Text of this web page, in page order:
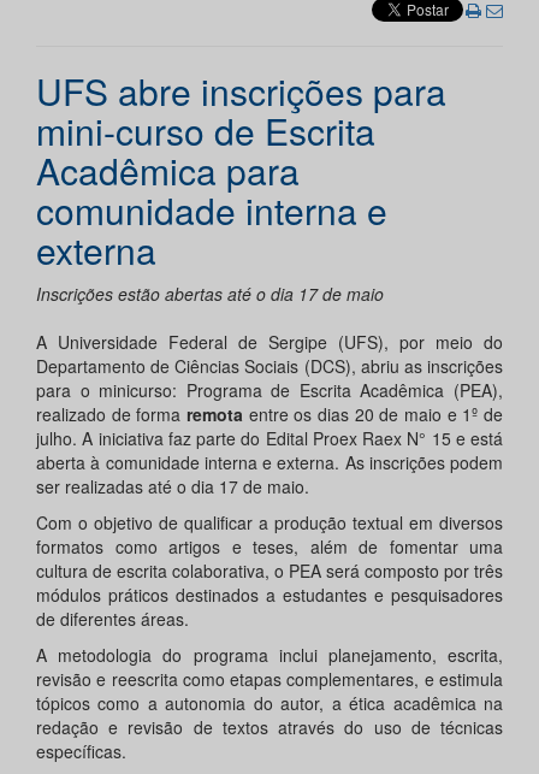
UFS abre inscrições para
mini-curso de Escrita
Acadêmica para
comunidade interna e
externa
Inscrições estão abertas até o dia 17 de maio
A Universidade Federal de Sergipe (UFS), por meio do
Departamento de Ciências Sociais (DCS), abriu as inscrições
para o minicurso: Programa de Escrita Acadêmica (PEA),
realizado de forma remota entre os dias 20 de maio e 1º de
julho. A iniciativa faz parte do Edital Proex Raex N° 15 e está
aberta à comunidade interna e externa. As inscrições podem
ser realizadas até o dia 17 de maio.
Com o objetivo de qualificar a produção textual em diversos
formatos como artigos e teses, além de fomentar uma
cultura de escrita colaborativa, o PEA será composto por três
módulos práticos destinados a estudantes e pesquisadores
de diferentes áreas.
A metodologia do programa inclui planejamento, escrita,
revisão e reescrita como etapas complementares, e estimula
tópicos como a autonomia do autor, a ética acadêmica na
redação e revisão de textos através do uso de técnicas
específicas.